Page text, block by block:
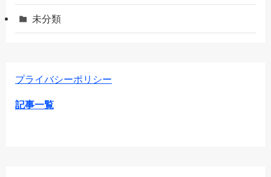
未分類
プライバシーポリシー
記事一覧